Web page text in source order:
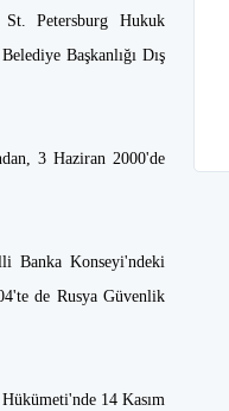
Petersburg Hukuk
Başkanlığı Dış
3 Haziran 2000'de
Banka Konseyi'ndeki
de Rusya Güvenlik
14 Kasım